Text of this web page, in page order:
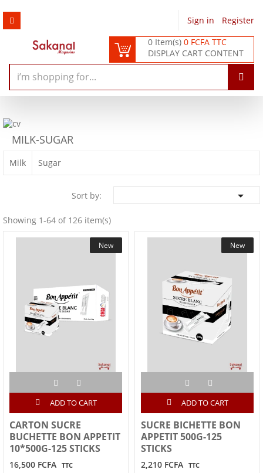
Sign in
Register
0 Item(s)0 FCFA TTC
DISPLAY CART CONTENT
MILK-SUGAR
Milk Sugar
Sort by: 
Showing 1-64 of 126 item(s)
New
ADD TO CART
CARTON SUCRE
BUCHETTE BON APPETIT
10*500G-125 STICKS
16,500 FCFA TTC
New
ADD TO CART
SUCRE BICHETTE BON
APPETIT 500G-125
STICKS
2,210 FCFA TTC